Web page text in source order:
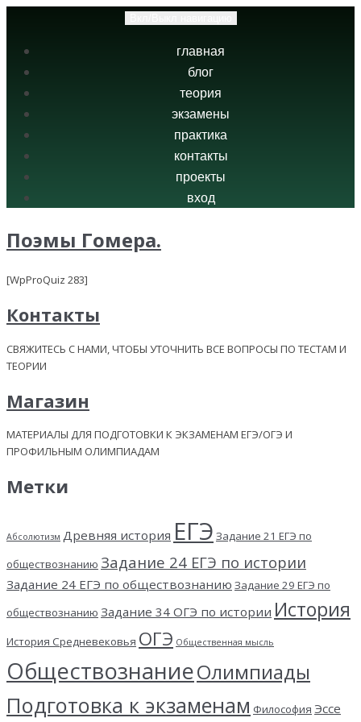
главная
блог
теория
экзамены
практика
контакты
проекты
вход
Поэмы Гомера.
[WpProQuiz 283]
Контакты
СВЯЖИТЕСЬ С НАМИ, ЧТОБЫ УТОЧНИТЬ ВСЕ ВОПРОСЫ ПО ТЕСТАМ И
ТЕОРИИ
Магазин
МАТЕРИАЛЫ ДЛЯ ПОДГОТОВКИ К ЭКЗАМЕНАМ ЕГЭ/ОГЭ И
ПРОФИЛЬНЫМ ОЛИМПИАДАМ
Метки
Абсолютизм Древняя история ЕГЭ Задание 21 ЕГЭ по
обществознанию Задание 24 ЕГЭ по истории
Задание 24 ЕГЭ по обществознанию Задание 29 ЕГЭ по
обществознанию Задание 34 ОГЭ по истории История
История Средневековья ОГЭ Общественная мысль
ОбществознаниеОлимпиады
Подготовка к экзаменам Философия Эссе